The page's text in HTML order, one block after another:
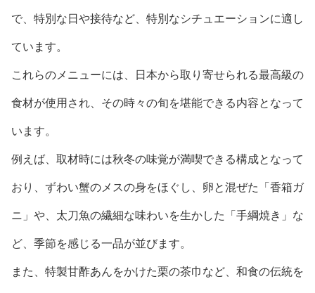
で、特別な日や接待など、特別なシチュエーションに適し
ています。
これらのメニューには、日本から取り寄せられる最高級の
食材が使用され、その時々の旬を堪能できる内容となって
います。
例えば、取材時には秋冬の味覚が満喫できる構成となって
おり、ずわい蟹のメスの身をほぐし、卵と混ぜた「香箱ガ
ニ」や、太刀魚の繊細な味わいを生かした「手綱焼き」な
ど、季節を感じる一品が並びます。
また、特製甘酢あんをかけた栗の茶巾など、和食の伝統を